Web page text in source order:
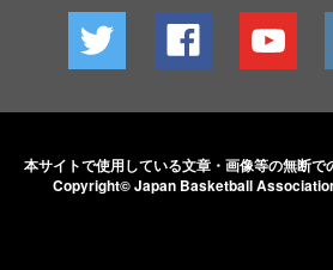
本サイトで使用している文章・画像等の無断で
Copyright© Japan Basketball